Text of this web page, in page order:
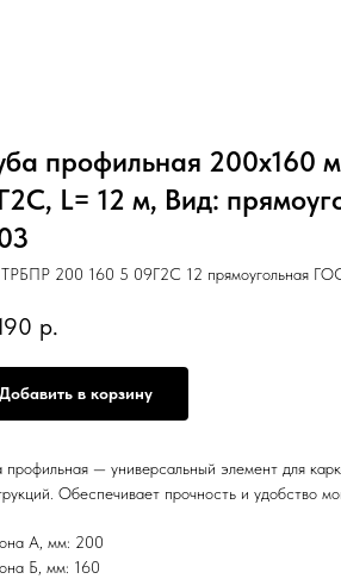
профильная 200х160
L= 12 м, Вид:
ТРБПР 200 160 5 09Г2С 12 прямоугольная
р.
Добавить в корзину
профильная — универсальный элемент для
Обеспечивает прочность и удобство
А, мм: 200
Б, мм: 160